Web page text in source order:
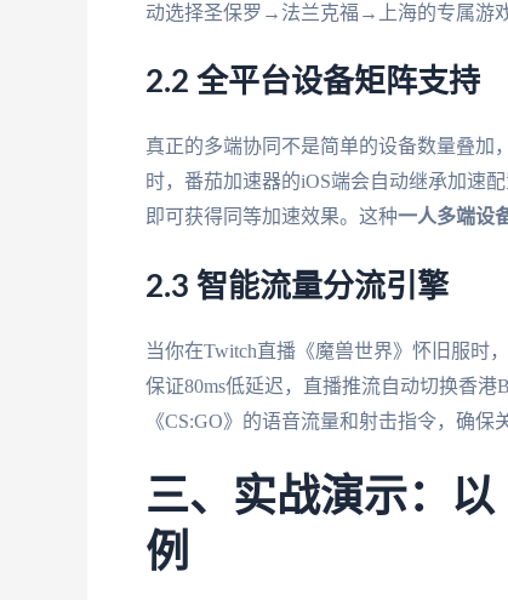
动选择圣保罗→法兰克福→上海的专属游
2.2 全平台设备矩阵支持
真正的多端协同不是简单的设备数量叠加
时，番茄加速器的iOS端会自动继承加速
即可获得同等加速效果。这种一人多端设
2.3 智能流量分流引擎
当你在Twitch直播《魔兽世界》怀旧服时
保证80ms低延迟，直播推流自动切换香
《CS:GO》的语音流量和射击指令，确保
三、实战演示：
例